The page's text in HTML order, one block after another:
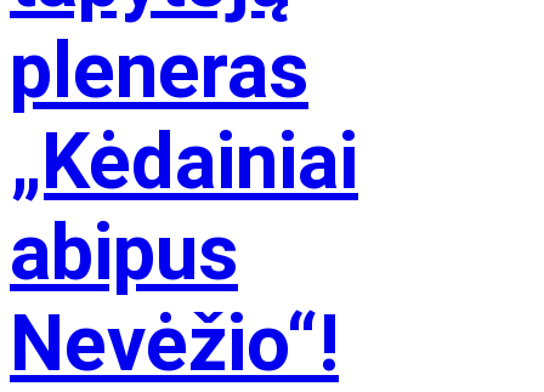
pleneras
„Kėdainiai
abipus
Nevėžio“!